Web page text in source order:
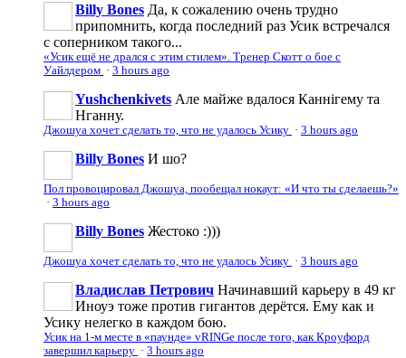
Billy Bones Да, к сожалению очень трудно
припомнить, когда последний раз Усик встречался
с соперником такого...
«Усик ещё не дрался с этим стилем». Тренер Скотт о бое с
Уайлдером · 3 hours ago
Yushchenkivets Але майже вдалося Каннігему та
Нганну.
Джошуа хочет сделать то, что не удалось Усику · 3 hours ago
Billy Bones И шо?
Пол провоцировал Джошуа, пообещал нокаут: «И что ты сделаешь?»
· 3 hours ago
Billy Bones Жестоко :)))
Джошуа хочет сделать то, что не удалось Усику · 3 hours ago
Владислав Петрович Начинавший карьеру в 49 кг
Иноуэ тоже против гигантов дерётся. Ему как и
Усику нелегко в каждом бою.
Усик на 1-м месте в «паунде» vRINGe после того, как Кроуфорд
завершил карьеру · 3 hours ago